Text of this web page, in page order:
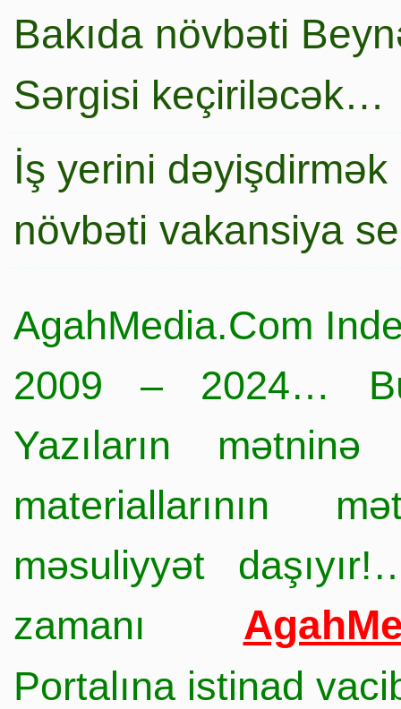
Bakıda növbəti
Sərgisi keçiriləcək…
İş yerini
növbəti vakansiya
AgahMedia.Com
2009 – 2024…
Yazıların
materiallarının
məsuliyyət
zamanı
Portalına istinad